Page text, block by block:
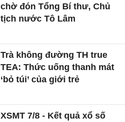
chờ đón Tổng Bí thư, Chủ
tịch nước Tô Lâm
Trà không đường TH true
TEA: Thức uống thanh mát
‘bỏ túi’ của giới trẻ
XSMT 7/8 - Kết quả xổ số